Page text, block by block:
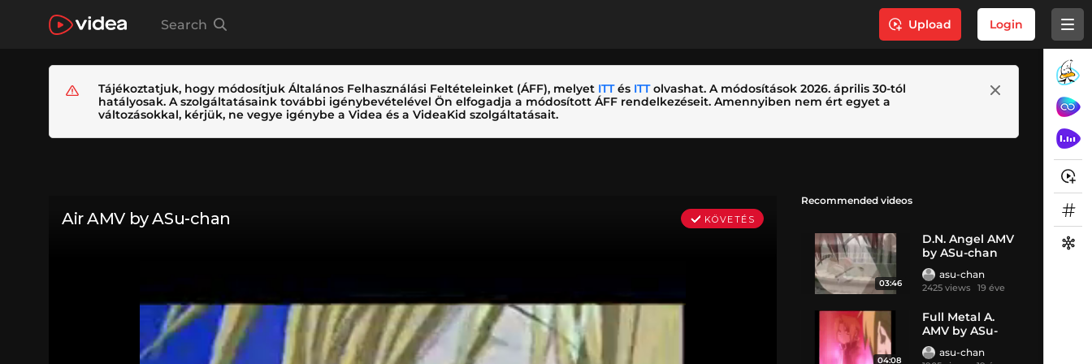
Search Upload Login
Tájékoztatjuk, hogy módosítjuk Általános Felhasználási Feltételeinket (ÁFF), melyet ITTés ITTolvashat. A módosítások 2026. április 30-tól
hatályosak. A szolgáltatásaink további igénybevételével Ön elfogadja a módosított ÁFF rendelkezéseit. Amennyiben nem ért egyet a
változásokkal, kérjük, ne vegye igénybe a Videa és a VideaKid szolgáltatásait.
Recommended videos
03:46
D.N. Angel AMV
by ASu-chan
asu-chan
2425 views 19 éve
04:08
Full Metal A.
AMV by ASu-
chan
asu-chan